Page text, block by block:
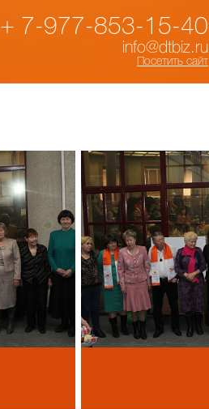
+ 7-977-853-15-40
info@dtbiz.ru
Посетить сайт